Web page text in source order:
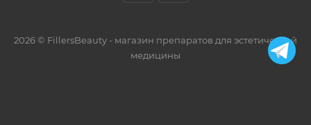
2026 © FillersBeauty - магазин препаратов для эстетической
медицины